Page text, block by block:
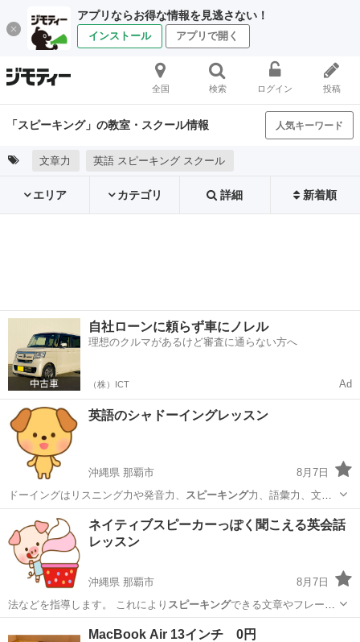
アプリならお得な情報を見逃さない！
インストール アプリで開く
全国 検索 ログイン 投稿
「スピーキング」の教室・スクール情報 人気キーワード
文章力 英語 スピーキング スクール
エリア カテゴリ 詳細 新着順
自社ローンに頼らず車にノレル
理想のクルマがあるけど審査に通らない方へ
（株）ICT Ad
英語のシャドーイングレッスン
沖縄県 那覇市
8月7日
ドーイングはリスニング力や発音力、
スピーキング力、語彙力、文法
力、リーディング力…
那覇市 英会話 レッスン
ネイティブスピーカーっぽく聞こえる英会話
レッスン
沖縄県 那覇市
8月7日
法などを指導します。 これにより スピーキングできる文章やフレーズ
がどんどん増え…
ネイティブスピーカー
MacBook Air 13インチ 0円